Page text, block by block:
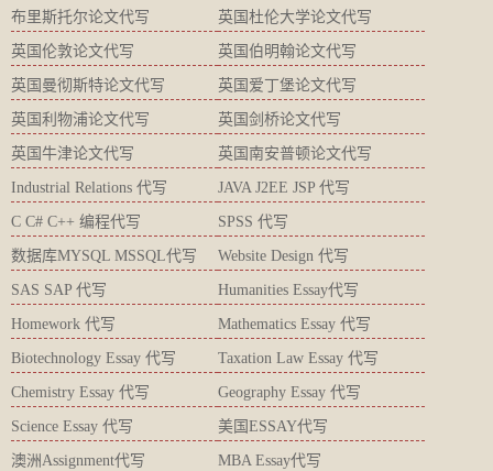
布里斯托尔论文代写 英国杜伦大学论文代写
英国伦敦论文代写 英国伯明翰论文代写
英国曼彻斯特论文代写 英国爱丁堡论文代写
英国利物浦论文代写 英国剑桥论文代写
英国牛津论文代写 英国南安普顿论文代写
Industrial Relations 代写 JAVA J2EE JSP 代写
C C# C++ 编程代写 SPSS 代写
数据库MYSQL MSSQL代写 Website Design 代写
SAS SAP 代写 Humanities Essay代写
Homework 代写 Mathematics Essay 代写
Biotechnology Essay 代写 Taxation Law Essay 代写
Chemistry Essay 代写 Geography Essay 代写
Science Essay 代写 美国ESSAY代写
澳洲Assignment代写 MBA Essay代写